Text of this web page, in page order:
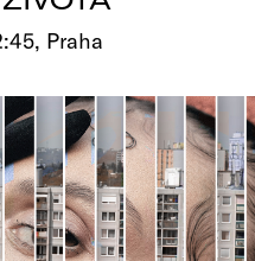
Praha